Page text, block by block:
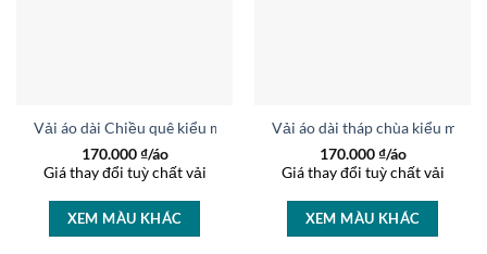
Vải áo dài Chiều quê kiểu mới AD 9026
170.000₫/áo
Giá thay đổi tuỳ chất vải
XEM MÀU KHÁC
Vải áo dài tháp chùa kiểu mới
170.000₫/áo
Giá thay đổi tuỳ chất vải
XEM MÀU KHÁC